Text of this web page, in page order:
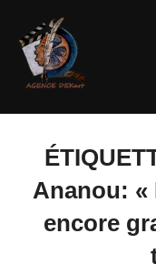
Ananou: «
encore